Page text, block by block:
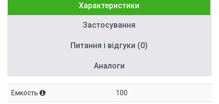
Характеристики
Застосування
Питання і відгуки (0)
Аналоги
Емкость 100